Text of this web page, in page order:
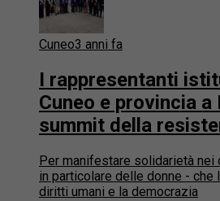
Cuneo3 anni fa
I rappresentanti
Cuneo e provincia a
summit della
Per manifestare solidarietà
in particolare delle donne - che
diritti umani e la democrazia